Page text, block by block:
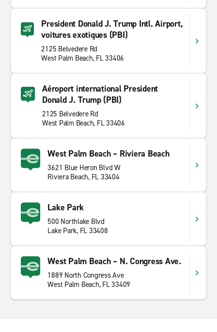
President Donald J. Trump Intl. Airport,
voitures exotiques (PBI)
2125 Belvedere Rd
West Palm Beach, FL 33406
Aéroport international President
Donald J. Trump (PBI)
2125 Belvedere Rd
West Palm Beach, FL 33406
West Palm Beach – Riviera Beach
3621 Blue Heron Blvd W
Riviera Beach, FL 33404
Lake Park
500 Northlake Blvd
Lake Park, FL 33408
West Palm Beach – N. Congress Ave.
1889 North Congress Ave
West Palm Beach, FL 33409